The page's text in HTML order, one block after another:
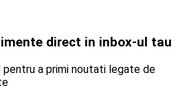
direct in inbox-ul tau
pentru a primi noutati legate de